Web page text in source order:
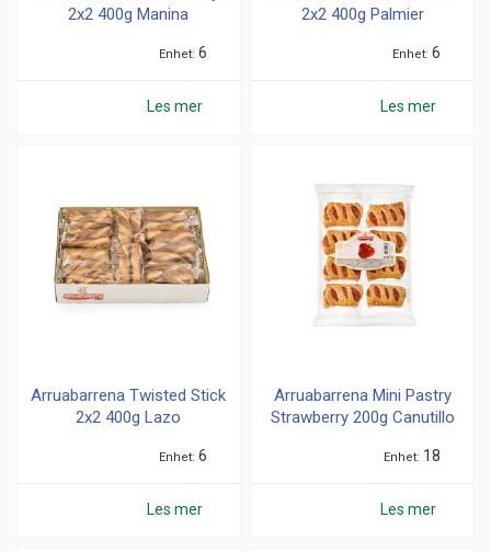
2x2 400g Manina
Enhet 6
Les mer
2x2 400g Palmier
Enhet 6
Les mer
Arruabarrena Twisted Stick
2x2 400g Lazo
Enhet 6
Les mer
Arruabarrena Mini Pastry
Strawberry 200g Canutillo
Enhet 18
Les mer